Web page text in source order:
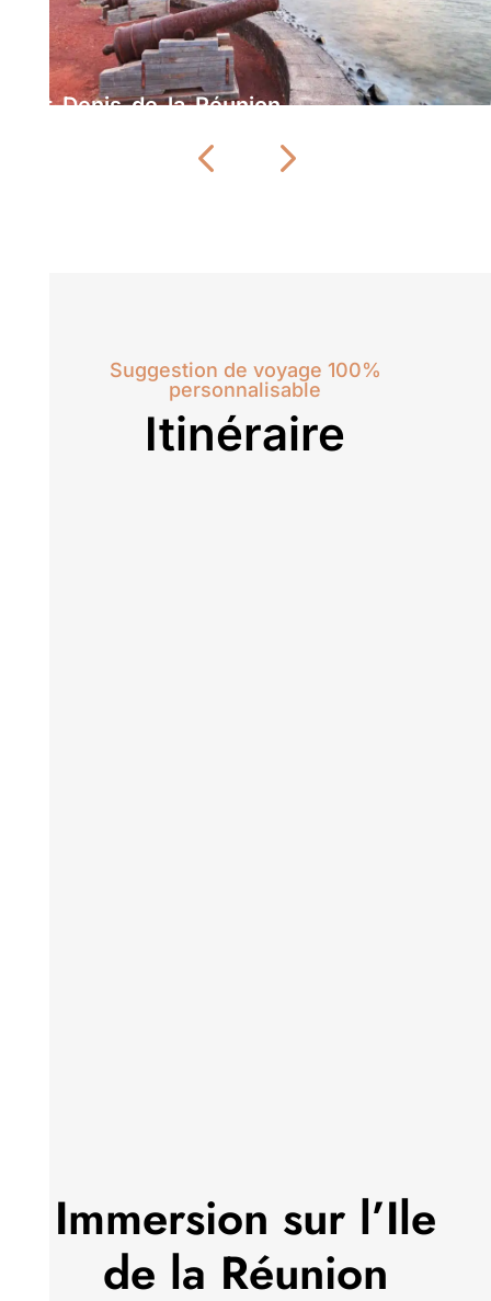
Saint-Denis-de-la-Réunion
Suggestion de voyage 100%
personnalisable
Itinéraire
Immersion sur l’Ile
de la Réunion